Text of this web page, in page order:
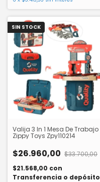
SIN STOCK
Valija 3 In 1 Mesa De Trabajo
Zippy Toys Zpy110214
$26.960,00 $33.700,00
$21.568,00 con
Transferencia o depósito